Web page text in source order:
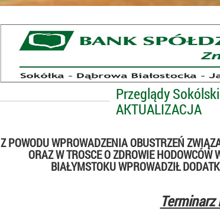
Przeglądy
AKTUALIZACJA
Z POWODU WPROWADZENIA OBUSTRZEŃ
ORAZ W TROSCE O ZDROWIE
BIAŁYMSTOKU WPROWADZIŁ